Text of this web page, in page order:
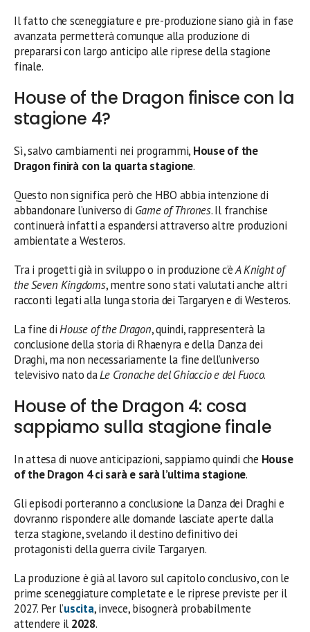
Il fatto che sceneggiature e pre-produzione siano già in fase
avanzata permetterà comunque alla produzione di
prepararsi con largo anticipo alle riprese della stagione
finale.
House of the Dragon finisce con la
stagione 4?
Sì, salvo cambiamenti nei programmi, House of the
Dragon finirà con la quarta stagione.
Questo non significa però che HBO abbia intenzione di
abbandonare l’universo di Game of Thrones. Il franchise
continuerà infatti a espandersi attraverso altre produzioni
ambientate a Westeros.
Tra i progetti già in sviluppo o in produzione c’èA Knight of
the Seven Kingdoms, mentre sono stati valutati anche altri
racconti legati alla lunga storia dei Targaryen e di Westeros.
La fine diHouse of the Dragon, quindi, rappresenterà la
conclusione della storia di Rhaenyra e della Danza dei
Draghi, ma non necessariamente la fine dell’universo
televisivo nato daLe Cronache del Ghiaccio e del Fuoco.
House of the Dragon 4: cosa
sappiamo sulla stagione finale
In attesa di nuove anticipazioni, sappiamo quindi che House
of the Dragon 4 ci sarà e sarà l’ultima stagione.
Gli episodi porteranno a conclusione la Danza dei Draghi e
dovranno rispondere alle domande lasciate aperte dalla
terza stagione, svelando il destino definitivo dei
protagonisti della guerra civile Targaryen.
La produzione è già al lavoro sul capitolo conclusivo, con le
prime sceneggiature completate e le riprese previste per il
2027. Per l’uscita, invece, bisognerà probabilmente
attendere il 2028.